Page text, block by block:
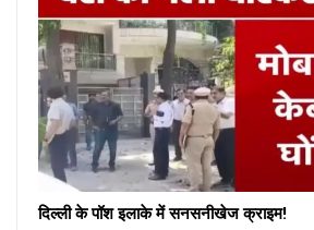
दिल्ली के पॉश इलाके में सनसनीखेज क्राइम!